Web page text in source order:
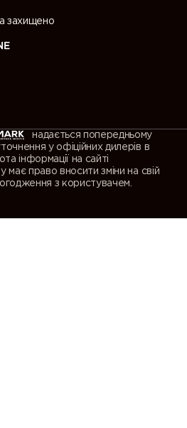
захищено
надається попередньому
у офіційних дилерів в
інформації на сайті
має право вносити зміни на свій
з користувачем.